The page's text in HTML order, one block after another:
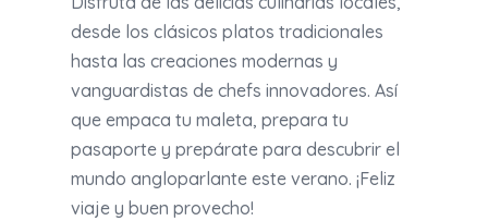
desde los clásicos platos tradicionales
hasta las creaciones modernas y
vanguardistas de chefs innovadores. Así
que empaca tu maleta, prepara tu
pasaporte y prepárate para descubrir el
mundo angloparlante este verano. ¡Feliz
viaje y buen provecho!